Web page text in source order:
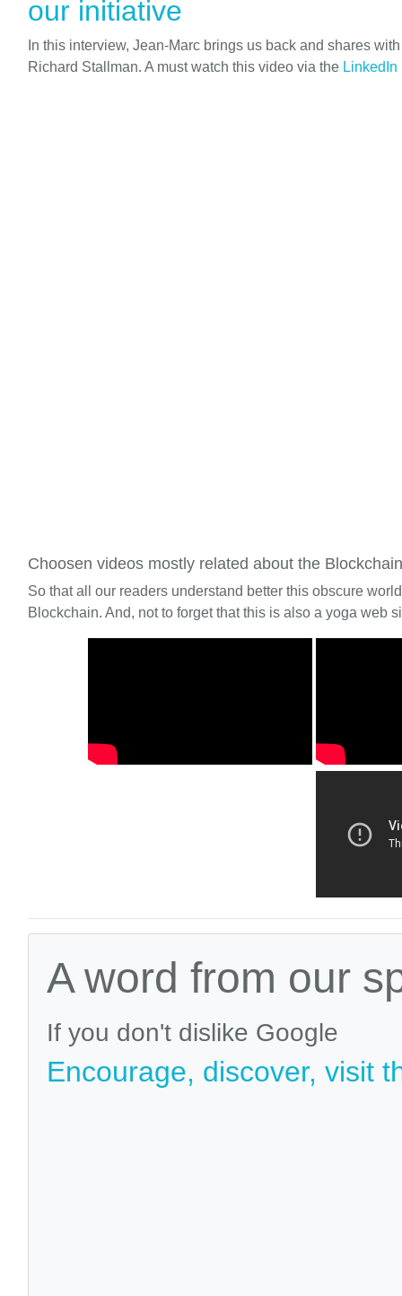
our initiative
In this interview, Jean-Marc brings us back and shares
Richard Stallman. A must watch this video via the LinkedIn
Choosen videos mostly related about the Blockchain
So that all our readers understand better this obscure
Blockchain. And, not to forget that this is also a yoga web
A word from our
If you don't dislike Google
Encourage, discover, visit